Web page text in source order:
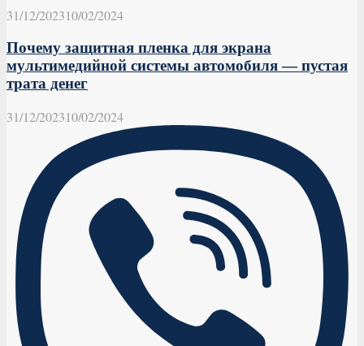
31/12/202310/02/2024
Почему защитная пленка для экрана
мультимедийной системы автомобиля — пустая
трата денег
31/12/202310/02/2024